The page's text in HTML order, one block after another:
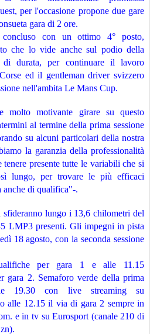
per l'occasione propone due gare
gara di 2 ore.
con un ottimo 4° posto,
che lo vide anche sul podio della
durata, per continuare il lavoro
ed il gentleman driver svizzero
nell'ambita Le Mans Cup.
molto motivante girare su questo
al termine della prima sessione
su alcuni particolari della nostra
la garanzia della professionalità
presente tutte le variabili che si
lungo, per trovare le più efficaci
anche di qualifica"-.
lungo i 13,6 chilometri del
LMP3 presenti. Gli impegni in pista
18 agosto, con la seconda sessione
per gara 1 e alle 11.15
gara 2. Semaforo verde della prima
19.30 con live streaming su
alle 12.15 il via di gara 2 sempre in
e in tv su Eurosport (canale 210 di